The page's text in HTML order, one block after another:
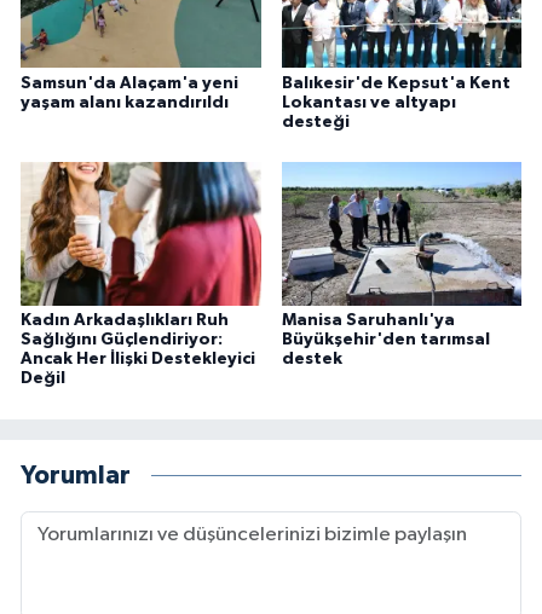
Samsun'da Alaçam'a yeni
yaşam alanı kazandırıldı
Balıkesir'de Kepsut'a Kent
Lokantası ve altyapı
desteği
Kadın Arkadaşlıkları Ruh
Sağlığını Güçlendiriyor:
Ancak Her İlişki Destekleyici
Değil
Manisa Saruhanlı'ya
Büyükşehir'den tarımsal
destek
Yorumlar